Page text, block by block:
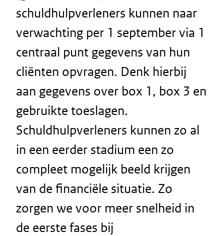
schuldhulpverleners kunnen naar
verwachting per 1 september via 1
centraal punt gegevens van hun
cliënten opvragen. Denk hierbij
aan gegevens over box 1, box 3 en
gebruikte toeslagen.
Schuldhulpverleners kunnen zo al
in een eerder stadium een zo
compleet mogelijk beeld krijgen
van de financiële situatie. Zo
zorgen we voor meer snelheid in
de eerste fases bij